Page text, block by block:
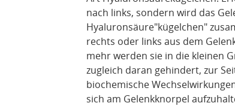
nach links, sondern wird das
Hyaluronsäure"kügelchen"
rechts oder links aus dem
mehr werden sie in die kleinen
zugleich daran gehindert, zur
biochemische
sich am Gelenkknorpel